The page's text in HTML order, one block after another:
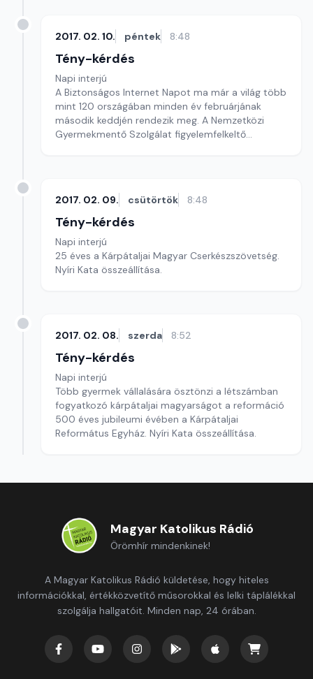
2017. 02. 10. péntek 8:48
Tény-kérdés
Napi interjú
A Biztonságos Internet Napot ma már a világ több
mint 120 országában minden év februárjának
második keddjén rendezik meg. A Nemzetközi
Gyermekmentő Szolgálat figyelemfelkeltő
2017. 02. 09. csütörtök 8:48
Tény-kérdés
Napi interjú
25 éves a Kárpátaljai Magyar Cserkészszövetség.
Nyíri Kata összeállítása.
2017. 02. 08. szerda 8:52
Tény-kérdés
Napi interjú
Több gyermek vállalására ösztönzi a létszámban
fogyatkozó kárpátaljai magyarságot a reformáció
500 éves jubileumi évében a Kárpátaljai
Református Egyház. Nyíri Kata összeállítása.
Magyar Katolikus Rádió
Örömhír mindenkinek!
A Magyar Katolikus Rádió küldetése, hogy hiteles
információkkal, értékközvetítő műsorokkal és lelki táplálékkal
szolgálja hallgatóit. Minden nap, 24 órában.